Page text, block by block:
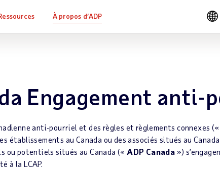
À propos d’ADP
Engagement anti-
anti-pourriel et des règles et règlements connexes («
établissements au Canada ou des associés situés au
ou potentiels situés au Canada (« ADP Canada »)
à la LCAP.